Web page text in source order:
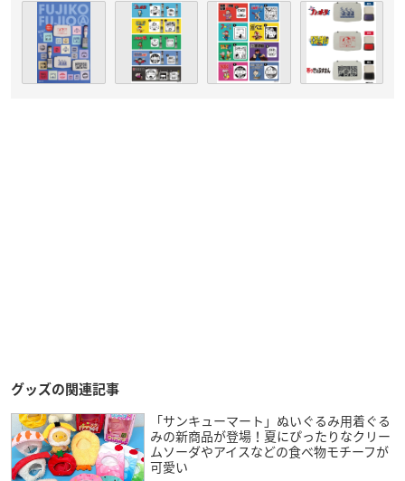
グッズの関連記事
「サンキューマート」ぬいぐるみ用着ぐる
みの新商品が登場！夏にぴったりなクリー
ムソーダやアイスなどの食べ物モチーフが
可愛い